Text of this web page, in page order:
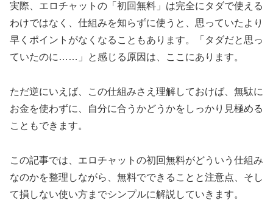
実際、エロチャットの「初回無料」は完全にタダで使える
わけではなく、仕組みを知らずに使うと、思っていたより
早くポイントがなくなることもあります。「タダだと思っ
ていたのに……」と感じる原因は、ここにあります。
ただ逆にいえば、この仕組みさえ理解しておけば、無駄に
お金を使わずに、自分に合うかどうかをしっかり見極める
こともできます。
この記事では、エロチャットの初回無料がどういう仕組み
なのかを整理しながら、無料でできることと注意点、そし
て損しない使い方までシンプルに解説していきます。